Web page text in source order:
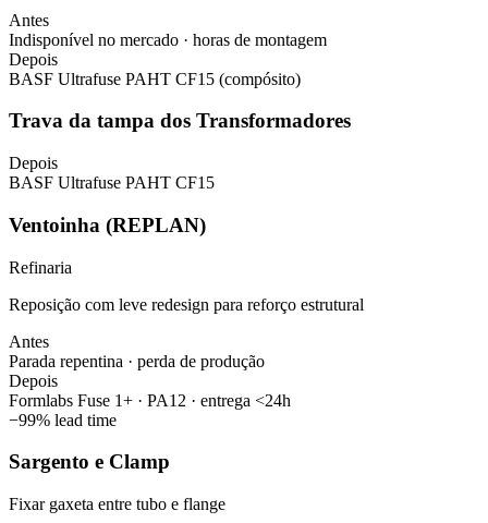
Antes
Indisponível no mercado · horas de montagem
Depois
BASF Ultrafuse PAHT CF15 (compósito)
Trava da tampa dos Transformadores
Depois
BASF Ultrafuse PAHT CF15
Ventoinha (REPLAN)
Refinaria
Reposição com leve redesign para reforço estrutural
Antes
Parada repentina · perda de produção
Depois
Formlabs Fuse 1+ · PA12 · entrega <24h
−99% lead time
Sargento e Clamp
Fixar gaxeta entre tubo e flange